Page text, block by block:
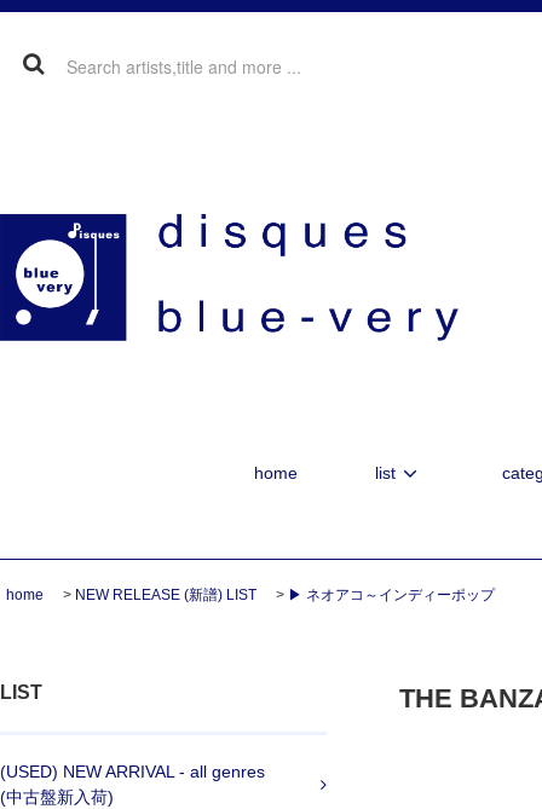
home list
home > NEW RELEASE (新譜) LIST > ▶ ネオアコ～インディーポップ
LIST
(USED) NEW ARRIVAL - all genres
(中古盤新入荷)
THE